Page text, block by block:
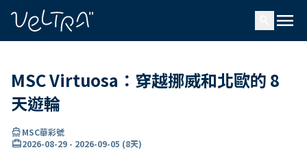
menu
MSC Virtuosa：穿越挪威和北歐的 8
天遊輪
directions_boatMSC華彩號
card_travel2026-08-29 - 2026-09-05 (8天)